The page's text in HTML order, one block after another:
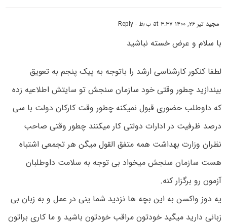
مجیدتیر ۲۶, ۱۴۰۰ at ۳:۳۷ ب٫ظ - Reply
با سلام و عرض خسته نباشید
لطفا کنکور کارشناسی ارشد را باتوجه به پیک پنجم به تعویق
بیندازید چطور وقتی خود سازمان سنجش تو سایتش اطلاعیه زده
که داوطلب حضوری قبول نمیکنه چطور وقت کارکان دولت با سی
درصد ظرفیت در ادارات دولتی کار میکنند چطور وقتی صاحب
نظران وزارت بهداشت همه متفق القول میگن هر تجمعی اشتباه
هست سازمان سنجش میخواد بی توجه به سلامت داوطلبان
آزمون رو برگزار کنه.
یه دوز واکسن به این بچه ها نزدید شما ینی در عمل و به زبان بی
زبانی دارید میگید خودتون مراقب خودتون باشید و ما کاری براتون